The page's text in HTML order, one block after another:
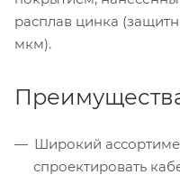
расплав цинка
мкм).
Широкий
спроектировать